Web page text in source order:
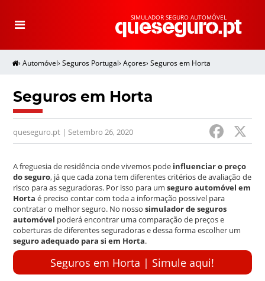
SIMULADOR SEGURO AUTOMÓVEL
T
o
l
n
g
a
t
i
o
› Automóvel› Seguros Portugal› Açores› Seguros em Horta
Seguros em Horta
queseguro.pt | Setembro 26, 2020
A freguesia de residência onde vivemos pode influenciar o preço
do seguro, já que cada zona tem diferentes critérios de avaliação de
risco para as seguradoras. Por isso para umseguro automóvel em
Horta é preciso contar com toda a informação possivel para
contratar o melhor seguro. No nossosimulador de seguros
automóvel poderá encontrar uma comparação de preços e
coberturas de diferentes seguradoras e dessa forma escolher um
seguro adequado para si em Horta.
Seguros em Horta | Simule aqui!
F
a
c
e
o
o